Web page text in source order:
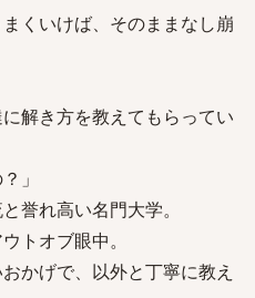
くいけば、そのままなし崩
解き方を教えてもらってい
」
誉れ高い名門大学。
トオブ眼中。
かげで、以外と丁寧に教え